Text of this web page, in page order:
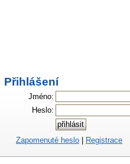
Přihlášení
Jméno:
Heslo:
Zapomenuté heslo | Registrace